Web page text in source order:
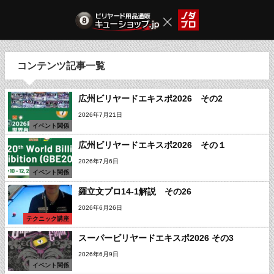
コンテンツ記事一覧
イベント関係
広州ビリヤードエキスポ2026 その2
2026年7月21日
イベント関係
広州ビリヤードエキスポ2026 その１
2026年7月6日
テクニック講座
羅立文プロ14-1解説 その26
2026年6月26日
イベント関係
スーパービリヤードエキスポ2026 その3
2026年6月9日